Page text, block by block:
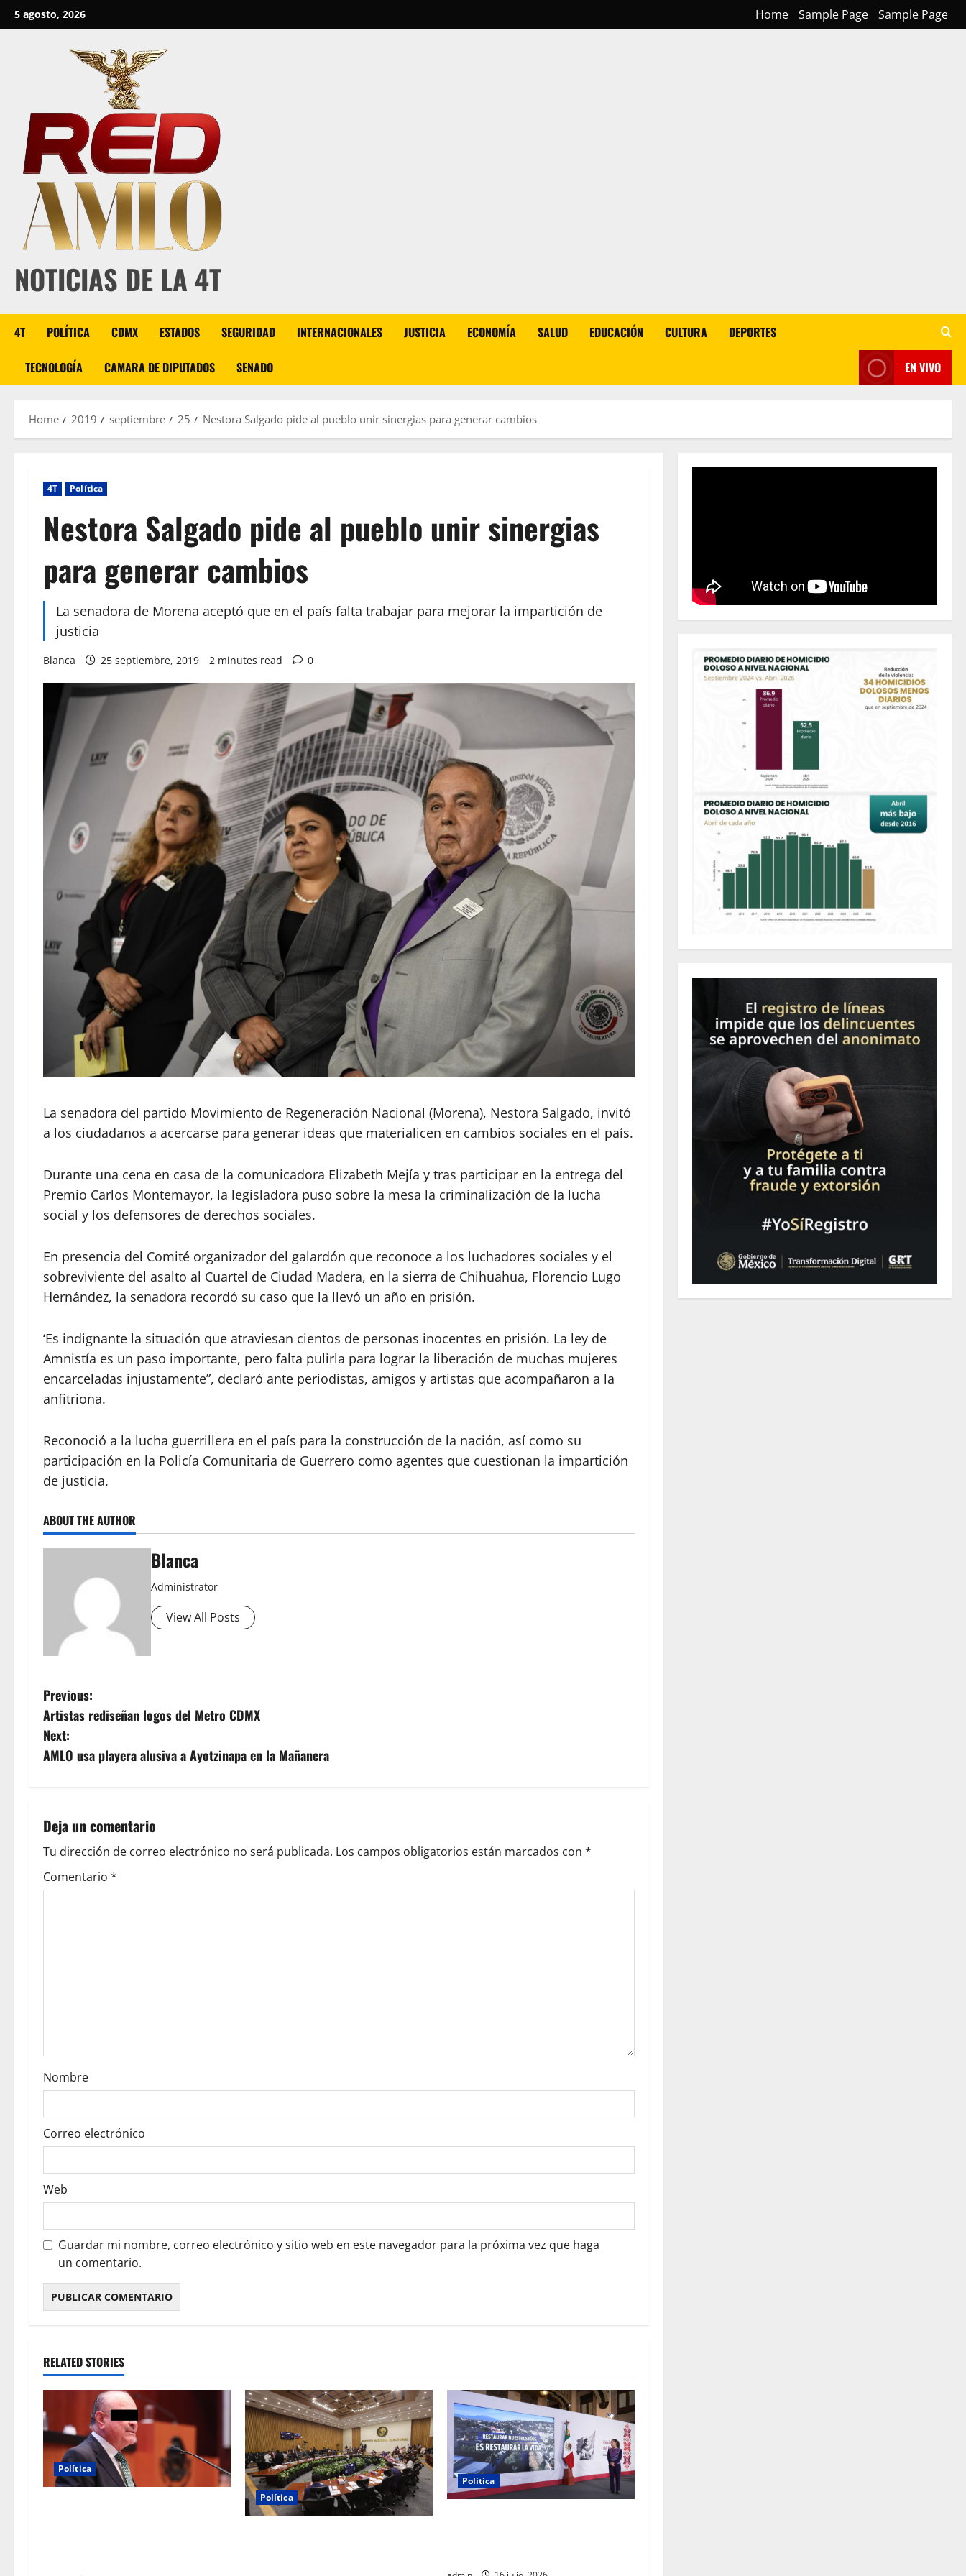
Skip
to
5 agosto, 2026 Home Sample Page Sample Page
NOTICIAS DE LA 4T
4T POLÍTICA CDMX ESTADOS SEGURIDAD INTERNACIONALES JUSTICIA ECONOMÍA SALUD EDUCACIÓN CULTURA DEPORTES
TECNOLOGÍA CAMARA DE DIPUTADOS SENADO EN VIVO
Home 2019 septiembre 25 Nestora Salgado pide al pueblo unir sinergias para generar cambios
4T Política
Nestora Salgado pide al pueblo unir sinergias
para generar cambios
La senadora de Morena aceptó que en el país falta trabajar para mejorar la impartición de
justicia
Blanca 25 septiembre, 2019 2 minutes read 0
La senadora del partido Movimiento de Regeneración Nacional (Morena), Nestora Salgado, invitó
a los ciudadanos a acercarse para generar ideas que materialicen en cambios sociales en el país.
Durante una cena en casa de la comunicadora Elizabeth Mejía y tras participar en la entrega del
Premio Carlos Montemayor, la legisladora puso sobre la mesa la criminalización de la lucha
social y los defensores de derechos sociales.
En presencia del Comité organizador del galardón que reconoce a los luchadores sociales y el
sobreviviente del asalto al Cuartel de Ciudad Madera, en la sierra de Chihuahua, Florencio Lugo
Hernández, la senadora recordó su caso que la llevó un año en prisión.
‘Es indignante la situación que atraviesan cientos de personas inocentes en prisión. La ley de
Amnistía es un paso importante, pero falta pulirla para lograr la liberación de muchas mujeres
encarceladas injustamente”, declaró ante periodistas, amigos y artistas que acompañaron a la
anfitriona.
Reconoció a la lucha guerrillera en el país para la construcción de la nación, así como su
participación en la Policía Comunitaria de Guerrero como agentes que cuestionan la impartición
de justicia.
ABOUT THE AUTHOR
Blanca
Administrator
View All Posts
P
o
s
n
a
v
o
n
Previous:
Artistas rediseñan logos del Metro CDMX
Next:
AMLO usa playera alusiva a Ayotzinapa en la Mañanera
Deja un comentario
Tu dirección de correo electrónico no será publicada. Los campos obligatorios están marcados con *
Comentario *
Nombre
Correo electrónico
Web
Guardar mi nombre, correo electrónico y sitio web en este navegador para la próxima vez que haga
un comentario.
RELATED STORIES
Política
Política
Política